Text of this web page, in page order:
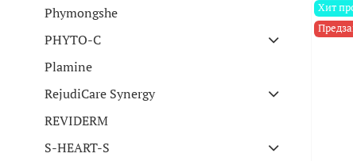
Хит
Phymongshe
PHYTO-C
Plamine
RejudiCare Synergy
REVIDERM
S-HEART-S